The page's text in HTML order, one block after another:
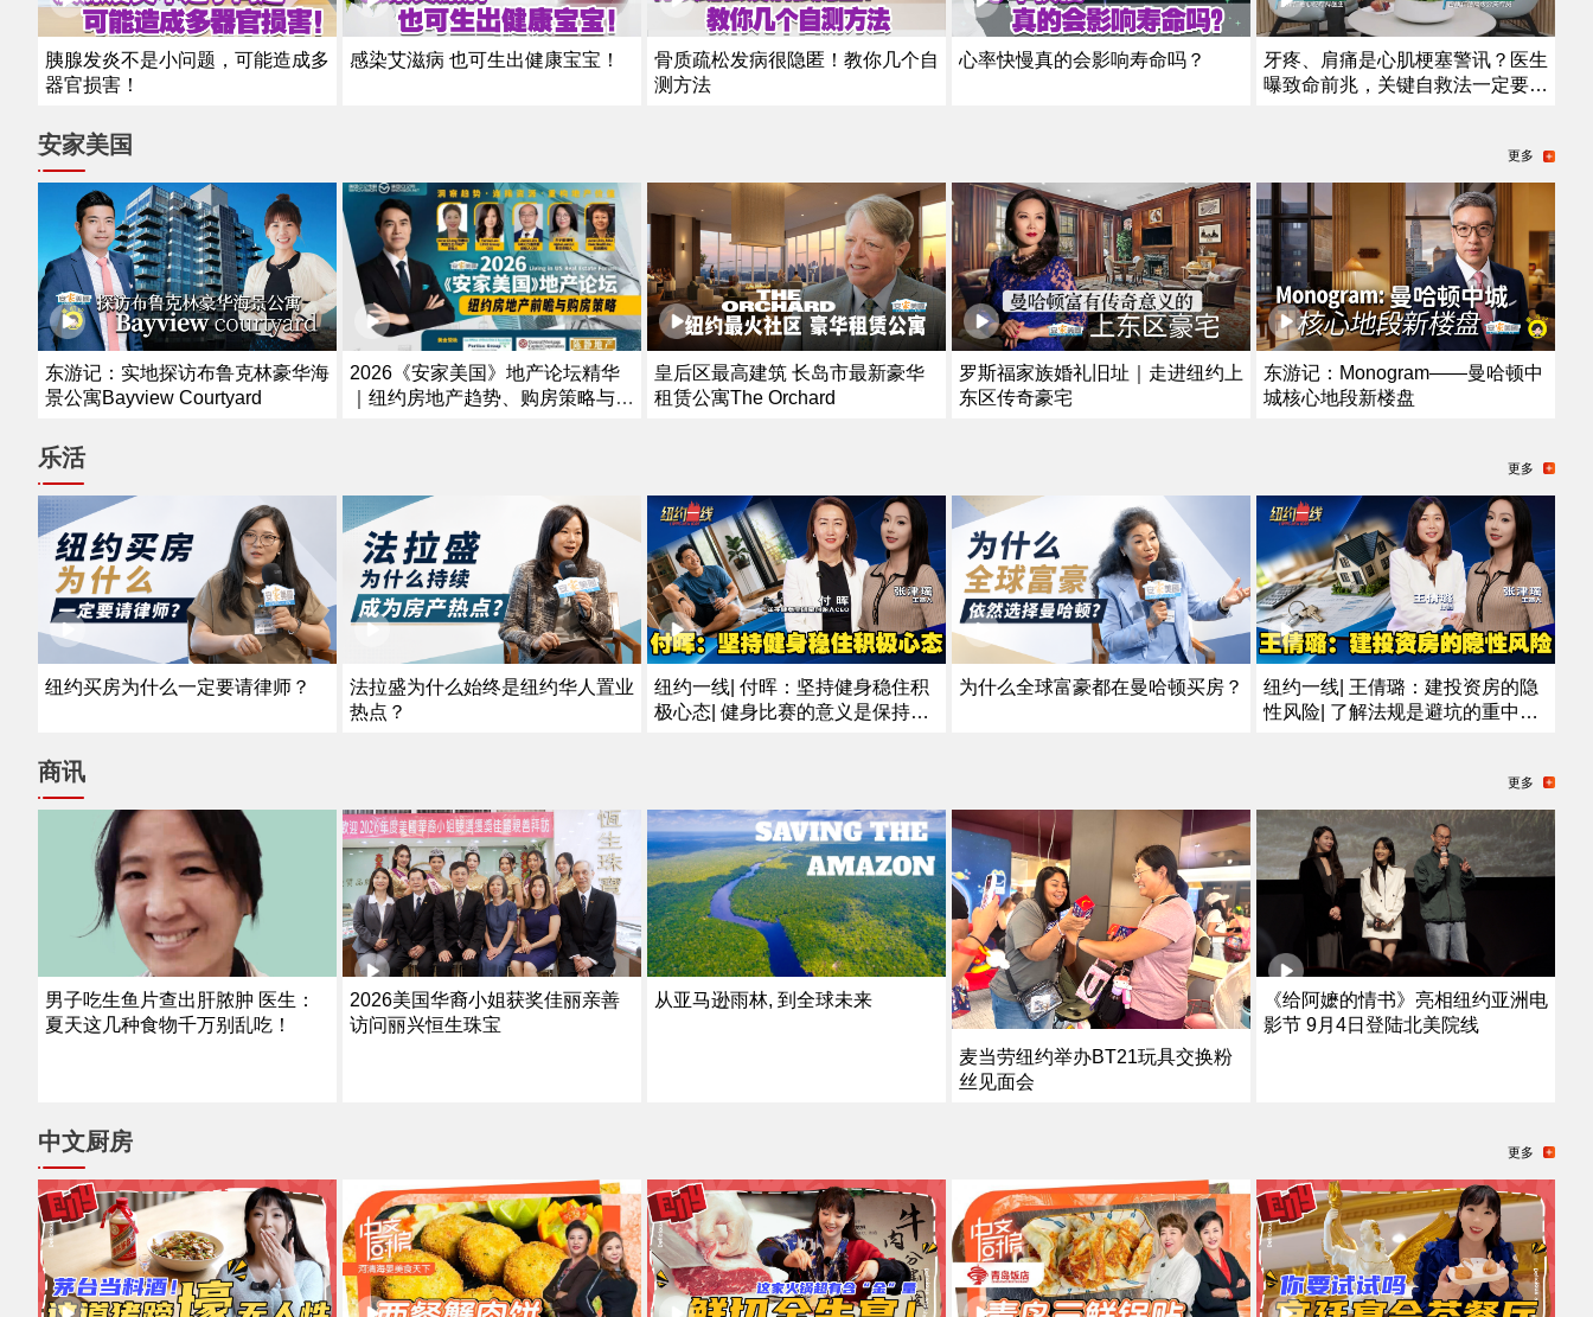
胰腺发炎不是小问题，可能造成多
器官损害！
感染艾滋病 也可生出健康宝宝！
骨质疏松发病很隐匿！教你几个自
测方法
心率快慢真的会影响寿命吗？
牙疼、肩痛是心肌梗塞警讯？医生
曝致命前兆，关键自救法一定要
安家美国 更多
东游记：实地探访布鲁克林豪华海
景公寓Bayview Courtyard
2026《安家美国》地产论坛精华
｜纽约房地产趋势、购房策略与投
皇后区最高建筑 长岛市最新豪华
租赁公寓The Orchard
罗斯福家族婚礼旧址｜走进纽约上
东区传奇豪宅
东游记：Monogram——曼哈顿中
城核心地段新楼盘
乐活 更多
纽约买房为什么一定要请律师？
法拉盛为什么始终是纽约华人置业
热点？
纽约一线| 付晖：坚持健身稳住积
极心态| 健身比赛的意义是保持好
为什么全球富豪都在曼哈顿买房？
纽约一线| 王倩璐：建投资房的隐
性风险| 了解法规是避坑的重中之
商讯 更多
男子吃生鱼片查出肝脓肿 医生：
夏天这几种食物千万别乱吃！
2026美国华裔小姐获奖佳丽亲善
访问丽兴恒生珠宝
从亚马逊雨林, 到全球未来
麦当劳纽约举办BT21玩具交换粉
丝见面会
《给阿嬷的情书》亮相纽约亚洲电
影节 9月4日登陆北美院线
中文厨房 更多